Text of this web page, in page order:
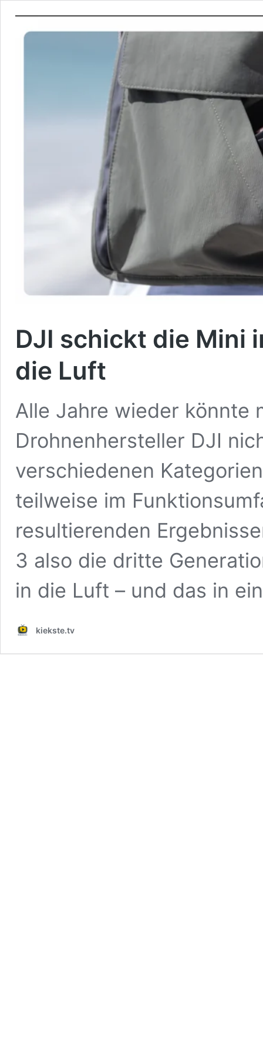
DJI schickt die Mini
die Luft
Alle Jahre wieder könnte
Drohnenhersteller DJI
verschiedenen
teilweise im
resultierenden
3 also die dritte
in die Luft – und das in
kiekste.tv